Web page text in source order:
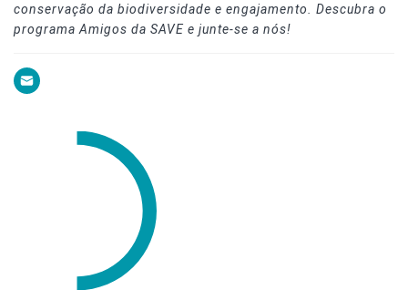
conservação da biodiversidade e engajamento. Descubra o
programa Amigos da SAVE e junte-se a nós!